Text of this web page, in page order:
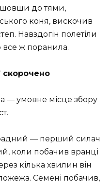
до тями,
коня, вискочив
Навздогін полетіли
все ж поранила.
скорочено
— умовне місце збору
— перший силач
коли побачив вранці
кілька хвилин він
Семені побачив,